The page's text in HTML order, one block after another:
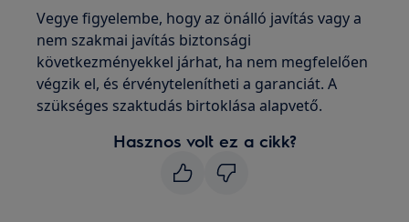
Vegye figyelembe, hogy az önálló javítás vagy a
nem szakmai javítás biztonsági
következményekkel járhat, ha nem megfelelően
végzik el, és érvénytelenítheti a garanciát. A
szükséges szaktudás birtoklása alapvető.
Hasznos volt ez a cikk?